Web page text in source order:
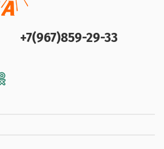
+7(967)859-29-33